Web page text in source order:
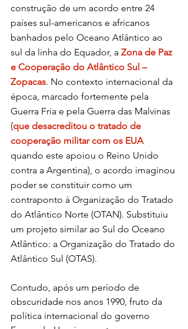
construção de um acordo entre 24
países sul-americanos e africanos
banhados pelo Oceano Atlântico ao
sul da linha do Equador, a Zona de Paz
e Cooperação do Atlântico Sul –
Zopacas. No contexto internacional da
época, marcado fortemente pela
Guerra Fria e pela Guerra das Malvinas
(que desacreditou o tratado de
cooperação militar com os EUA
quando este apoiou o Reino Unido
contra a Argentina), o acordo imaginou
poder se constituir como um
contraponto à Organização do Tratado
do Atlântico Norte (OTAN). Substituiu
um projeto similar ao Sul do Oceano
Atlântico: a Organização do Tratado do
Atlântico Sul (OTAS).
Contudo, após um período de
obscuridade nos anos 1990, fruto da
política internacional do governo